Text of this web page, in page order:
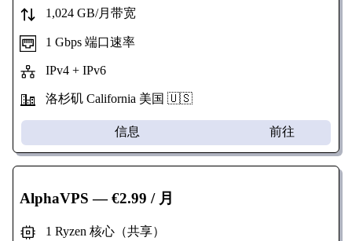
1,024 GB/月带宽
1 Gbps 端口速率
IPv4 + IPv6
洛杉矶 California 美国 🇺🇸
信息 前往
AlphaVPS — €2.99 / 月
1 Ryzen 核心（共享）